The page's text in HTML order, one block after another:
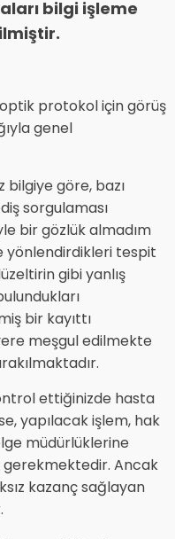
bilgi işleme
protokol için görüş
genel
bilgiye göre, bazı
sorgulaması
bir gözlük almadım
yönlendirdikleri tespit
gibi yanlış
bir kayıttı
meşgul edilmekte
ettiğinizde hasta
yapılacak işlem, hak
müdürlüklerine
Ancak
kazanç sağlayan